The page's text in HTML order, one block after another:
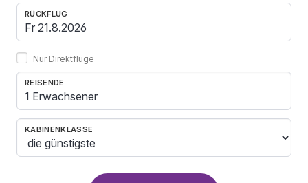
RÜCKFLUG
Nur Direktflüge
REISENDE
1 Erwachsener
KABINENKLASSE